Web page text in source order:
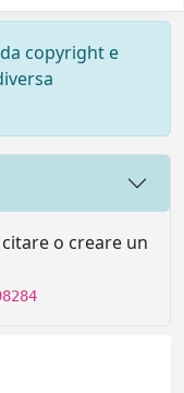
copyright e
o creare un